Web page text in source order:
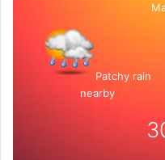
Patchy rain
nearby